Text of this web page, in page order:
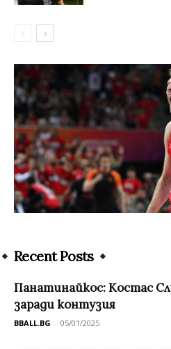
Recent Posts
Панатинайкос: Костас
заради контузия
BBALL.BG - 05/01/2025